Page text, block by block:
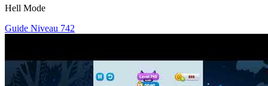
Hell Mode
Guide Niveau 742